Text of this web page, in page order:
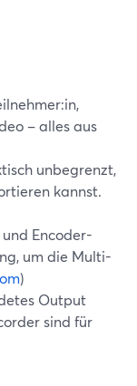
– alles aus
unbegrenzt,
kannst.
Encoder-
um die Multi-
)
Output
sind für